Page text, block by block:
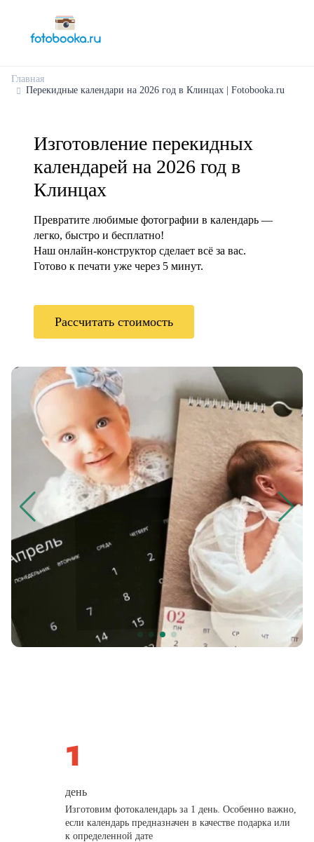
Главная
Перекидные календари на 2026 год в Клинцах | Fotobooka.ru
Изготовление перекидных
календарей на 2026 год в
Клинцах
Превратите любимые фотографии в календарь —
легко, быстро и бесплатно!
Наш онлайн-конструктор сделает всё за вас.
Готово к печати уже через 5 минут.
Рассчитать стоимость
день
Изготовим фотокалендарь за 1 день. Особенно важно,
если календарь предназначен в качестве подарка или
к определенной дате